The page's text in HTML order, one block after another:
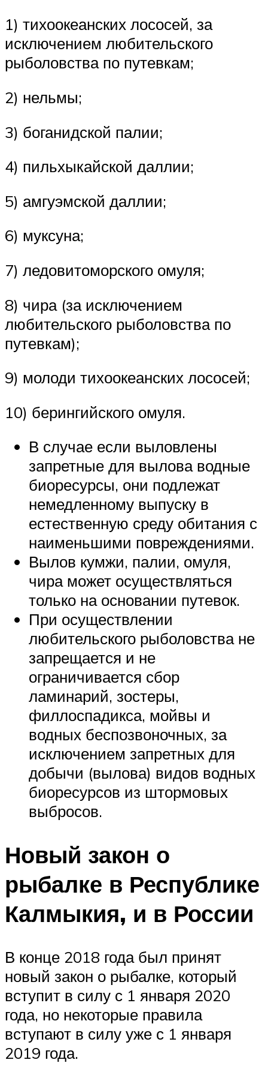
1) тихоокеанских лососей, за
исключением любительского
рыболовства по путевкам;
2) нельмы;
3) боганидской палии;
4) пильхыкайской даллии;
5) амгуэмской даллии;
6) муксуна;
7) ледовитоморского омуля;
8) чира (за исключением
любительского рыболовства по
путевкам);
9) молоди тихоокеанских лососей;
10) берингийского омуля.
В случае если выловлены
запретные для вылова водные
биоресурсы, они подлежат
немедленному выпуску в
естественную среду обитания с
наименьшими повреждениями.
Вылов кумжи, палии, омуля,
чира может осуществляться
только на основании путевок.
При осуществлении
любительского рыболовства не
запрещается и не
ограничивается сбор
ламинарий, зостеры,
филлоспадикса, мойвы и
водных беспозвоночных, за
исключением запретных для
добычи (вылова) видов водных
биоресурсов из штормовых
выбросов.
Новый закон о
рыбалке в Республике
Калмыкия, и в России
В конце 2018 года был принят
новый закон о рыбалке, который
вступит в силу с 1 января 2020
года, но некоторые правила
вступают в силу уже с 1 января
2019 года.